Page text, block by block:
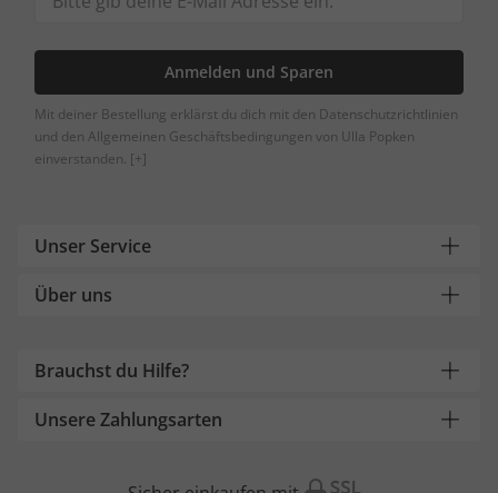
Anmelden und Sparen
Mit deiner Bestellung erklärst du dich mit den Datenschutzrichtlinien
und den Allgemeinen Geschäftsbedingungen von Ulla Popken
einverstanden. [+]
Unser Service
Über uns
Brauchst du Hilfe?
Unsere Zahlungsarten